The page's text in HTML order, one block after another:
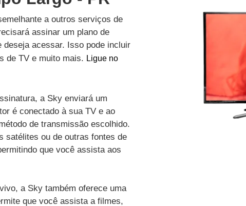
a outros serviços de
assinar um plano de
deseja acessar. Isso pode incluir
de TV e muito mais. Ligue no
a Sky enviará um
é conectado à sua TV e ao
de transmissão escolhido.
satélites ou de outras fontes de
que você assista aos
a Sky também oferece uma
que você assista a filmes,